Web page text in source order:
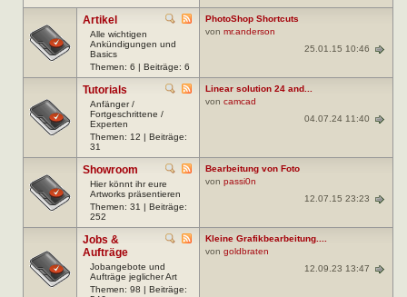
Artikel
Alle wichtigen
Ankündigungen und
Basics
Themen: 6 | Beiträge: 6
PhotoShop Shortcuts
von mr.anderson
25.01.15 10:46
Tutorials
Anfänger /
Fortgeschrittene /
Experten
Themen: 12 | Beiträge:
31
Linear solution 24 and...
von camcad
04.07.24 11:40
Showroom
Hier könnt ihr eure
Artworks präsentieren
Themen: 31 | Beiträge:
252
Bearbeitung von Foto
von passi0n
12.07.15 23:23
Jobs &
Aufträge
Jobangebote und
Aufträge jeglicher Art
Themen: 98 | Beiträge:
Kleine Grafikbearbeitung....
von goldbraten
12.09.23 13:47